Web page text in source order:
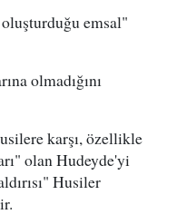
emsal"
olmadığını
karşı, özellikle
olan Hudeyde'yi
Husiler